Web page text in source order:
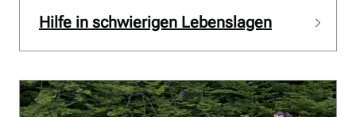
Hilfe in schwierigen Lebenslagen